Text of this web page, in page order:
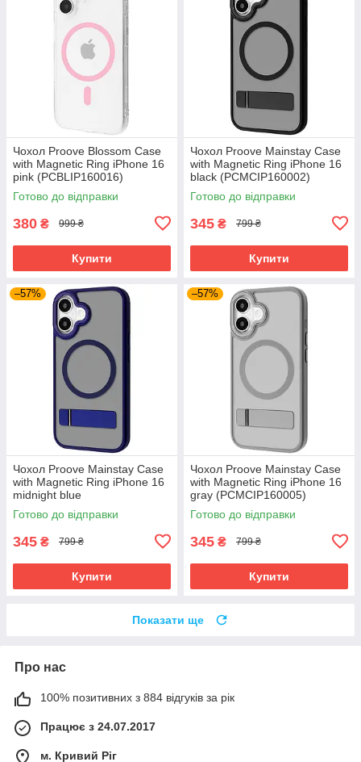
Чохол Proove Blossom Case
with Magnetic Ring iPhone 16
pink (PCBLIP160016)
Готово до відправки
380 ₴ 999 ₴
Купити
Чохол Proove Mainstay Case
with Magnetic Ring iPhone 16
black (PCMCIP160002)
Готово до відправки
345 ₴ 799 ₴
Купити
–57%
Чохол Proove Mainstay Case
with Magnetic Ring iPhone 16
midnight blue
(PCMCIP160008)
Готово до відправки
345 ₴ 799 ₴
Купити
–57%
Чохол Proove Mainstay Case
with Magnetic Ring iPhone 16
gray (PCMCIP160005)
Готово до відправки
345 ₴ 799 ₴
Купити
Показати ще
Про нас
100% позитивних з 884 відгуків за рік
Працює з 24.07.2017
м. Кривий Ріг